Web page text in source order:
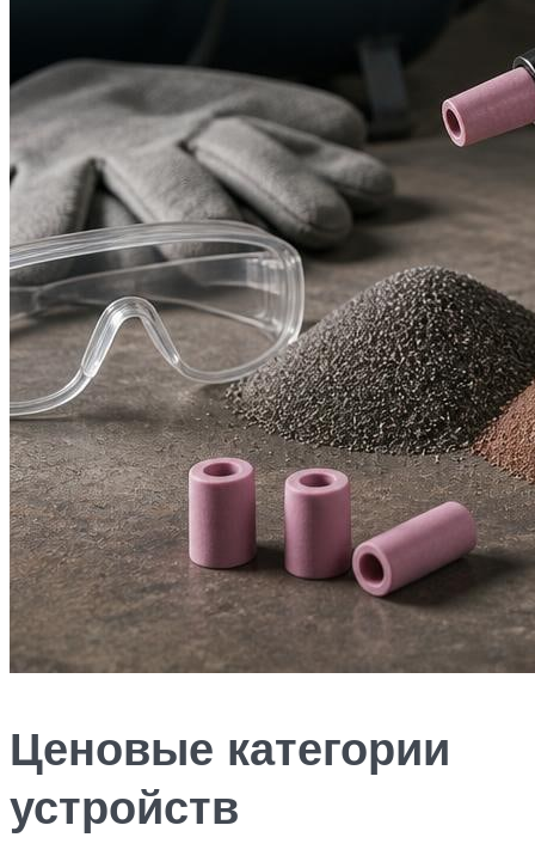
Ценовые категории
устройств